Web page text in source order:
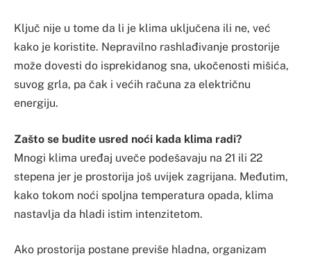
Ključ nije u tome da li je klima uključena ili ne, već
kako je koristite. Nepravilno rashlađivanje prostorije
može dovesti do isprekidanog sna, ukočenosti mišića,
suvog grla, pa čak i većih računa za električnu
energiju.
Zašto se budite usred noći kada klima radi?
Mnogi klima uređaj uveče podešavaju na 21 ili 22
stepena jer je prostorija još uvijek zagrijana. Međutim,
kako tokom noći spoljna temperatura opada, klima
nastavlja da hladi istim intenzitetom.
Ako prostorija postane previše hladna, organizam